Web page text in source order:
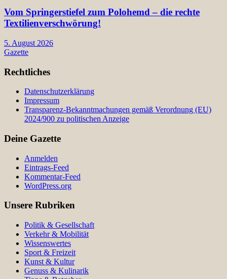
Vom Springerstiefel zum Polohemd – die rechte
Textilienverschwörung!
5. August 2026
Gazette
Rechtliches
Datenschutzerklärung
Impressum
Transparenz-Bekanntmachungen gemäß Verordnung (EU)
2024/900 zu politischen Anzeige
Deine Gazette
Anmelden
Eintrags-Feed
Kommentar-Feed
WordPress.org
Unsere Rubriken
Politik & Gesellschaft
Verkehr & Mobilität
Wissenswertes
Sport & Freizeit
Kunst & Kultur
Genuss & Kulinarik